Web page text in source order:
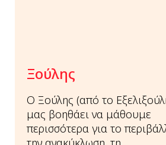
Ξούλης
Ο Ξούλης (από το
μας βοηθάει να μάθουμε
περισσότερα για το